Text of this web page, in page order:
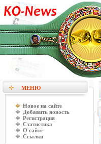
МЕНЮ
Новое на сайте
Добавить новость
Регистрация
Статистика
О сайте
Ссылки